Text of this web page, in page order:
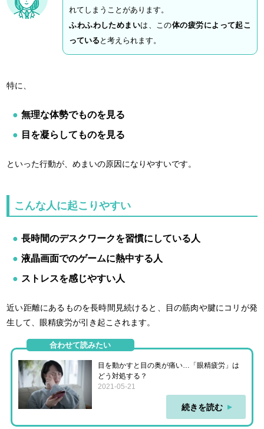
れてしまうことがあります。
ふわふわしためまいは、この体の疲労によって起こ
っている と考えられます。
特に、
無理な体勢でものを見る
目を凝らしてものを見る
といった行動が、めまいの原因になりやすいです。
こんな人に起こりやすい
長時間のデスクワークを習慣にしている人
液晶画面でのゲームに熱中する人
ストレスを感じやすい人
近い距離にあるものを長時間見続けると、目の筋肉や腱にコリが発
生して、眼精疲労が引き起こされます。
合わせて読みたい
目を動かすと目の奥が痛い…「眼精疲労」は
どう対処する？
2021-05-21
続きを読む